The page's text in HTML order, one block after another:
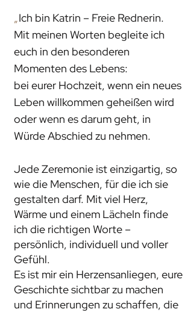
„Ich bin Katrin – Freie Rednerin.
Mit meinen Worten begleite ich
euch in den besonderen
Momenten des Lebens:
bei eurer Hochzeit, wenn ein neues
Leben willkommen geheißen wird
oder wenn es darum geht, in
Würde Abschied zu nehmen.
Jede Zeremonie ist einzigartig, so
wie die Menschen, für die ich sie
gestalten darf. Mit viel Herz,
Wärme und einem Lächeln finde
ich die richtigen Worte –
persönlich, individuell und voller
Gefühl.
Es ist mir ein Herzensanliegen, eure
Geschichte sichtbar zu machen
und Erinnerungen zu schaffen, die